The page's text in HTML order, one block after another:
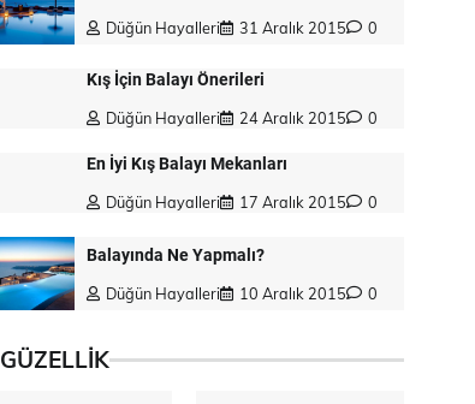
Düğün Hayalleri 31 Aralık 2015 0
Kış İçin Balayı Önerileri
Düğün Hayalleri 24 Aralık 2015 0
En İyi Kış Balayı Mekanları
Düğün Hayalleri 17 Aralık 2015 0
Balayında Ne Yapmalı?
Düğün Hayalleri 10 Aralık 2015 0
GÜZELLİK